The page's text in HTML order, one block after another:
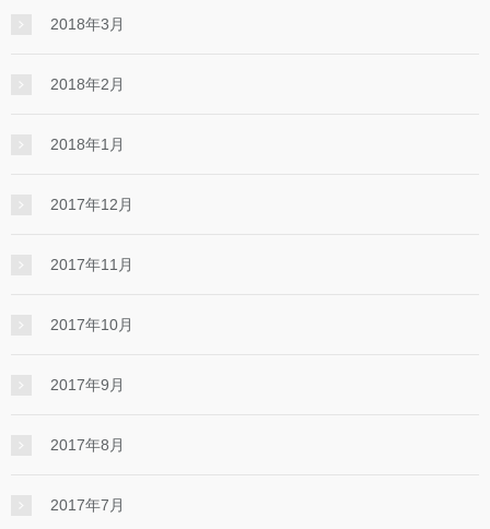
2018年3月
2018年2月
2018年1月
2017年12月
2017年11月
2017年10月
2017年9月
2017年8月
2017年7月